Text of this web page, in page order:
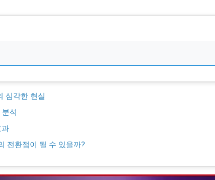
심각한 현실
석
과
전환점이 될 수 있을까?